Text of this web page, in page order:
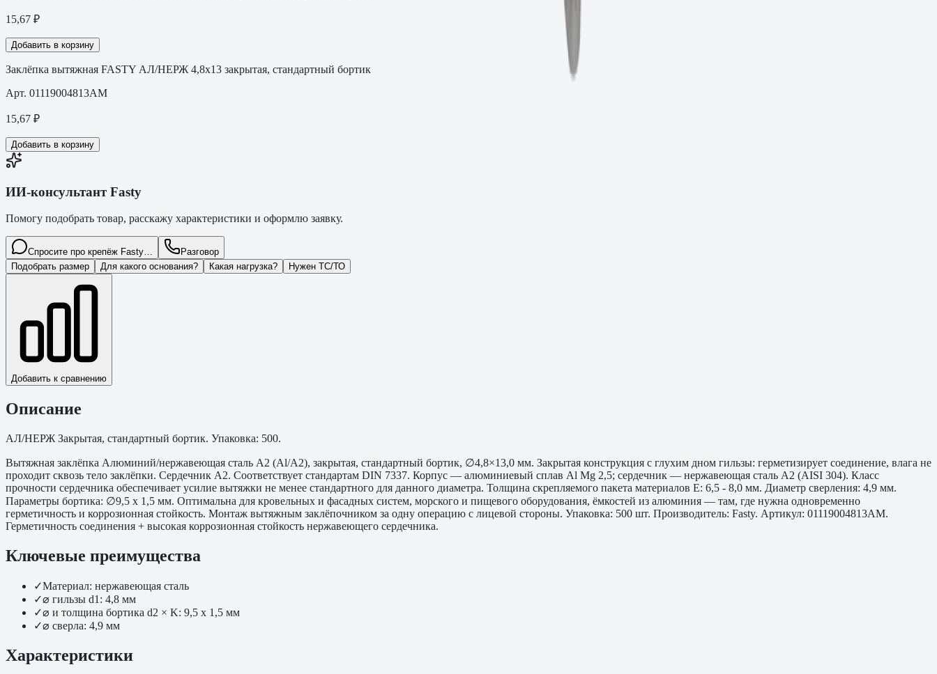
15,67 ₽
Добавить в корзину
Заклёпка вытяжная FASTY АЛ/НЕРЖ 4,8х13 закрытая, стандартный бортик
Арт. 01119004813AM
15,67 ₽
Добавить в корзину
ИИ-консультант Fasty
Помогу подобрать товар, расскажу характеристики и оформлю заявку.
Спросите про крепёж Fasty…
Разговор
Подобрать размер
Для какого основания? Какая нагрузка? Нужен ТС/ТО
Добавить к сравнению
Описание
АЛ/НЕРЖ Закрытая, стандартный бортик. Упаковка: 500.
Вытяжная заклёпка Алюминий/нержавеющая сталь A2 (Al/A2), закрытая, стандартный бортик, ∅4,8×13,0 мм. Закрытая конструкция с глухим дном гильзы: герметизирует соединение, влага не
проходит сквозь тело заклёпки. Сердечник A2. Соответствует стандартам DIN 7337. Корпус — алюминиевый сплав Al Mg 2,5; сердечник — нержавеющая сталь A2 (AISI 304). Класс
прочности сердечника обеспечивает усилие вытяжки не менее стандартного для данного диаметра. Толщина скрепляемого пакета материалов E: 6,5 - 8,0 мм. Диаметр сверления: 4,9 мм.
Параметры бортика: ∅9,5 x 1,5 мм. Оптимальна для кровельных и фасадных систем, морского и пищевого оборудования, ёмкостей из алюминия — там, где нужна одновременно
герметичность и коррозионная стойкость. Монтаж вытяжным заклёпочником за одну операцию с лицевой стороны. Упаковка: 500 шт. Производитель: Fasty. Артикул: 01119004813AM.
Герметичность соединения + высокая коррозионная стойкость нержавеющего сердечника.
Ключевые преимущества
✓Материал: нержавеющая сталь
✓⌀ гильзы d1: 4,8 мм
✓⌀ и толщина бортика d2 × K: 9,5 x 1,5 мм
✓⌀ сверла: 4,9 мм
Характеристики